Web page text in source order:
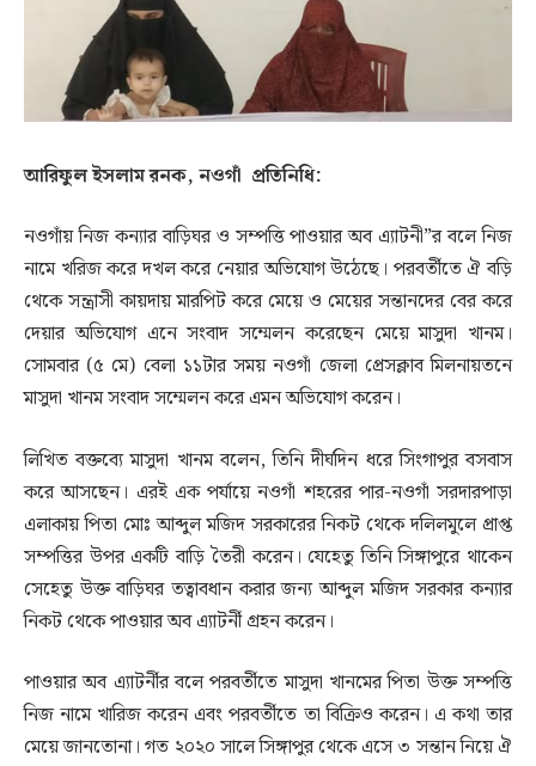
আরিফুল ইসলাম রনক, নওগাঁ প্রতিনিধি:
নওগাঁয় নিজ কন্যার বাড়িঘর ও সম্পত্তি পাওয়ার অব এ্যাটনী”র বলে নিজ
নামে খরিজ করে দখল করে নেয়ার অভিযোগ উঠেছে। পরবর্তীতে ঐ বড়ি
থেকে সন্ত্রাসী কায়দায় মারপিট করে মেয়ে ও মেয়ের সন্তানদের বের করে
দেয়ার অভিযোগ এনে সংবাদ সম্মেলন করেছেন মেয়ে মাসুদা খানম।
সোমবার (৫ মে) বেলা ১১টার সময় নওগাঁ জেলা প্রেসক্লাব মিলনায়তনে
মাসুদা খানম সংবাদ সম্মেলন করে এমন অভিযোগ করেন।
লিখিত বক্তব্যে মাসুদা খানম বলেন, তিনি দীর্ঘদিন ধরে সিংগাপুর বসবাস
করে আসছেন। এরই এক পর্যায়ে নওগাঁ শহরের পার-নওগাঁ সরদারপাড়া
এলাকায় পিতা মোঃ আব্দুল মজিদ সরকারের নিকট থেকে দলিলমুলে প্রাপ্ত
সম্পত্তির উপর একটি বাড়ি তৈরী করেন। যেহেতু তিনি সিঙ্গাপুরে থাকেন
সেহেতু উক্ত বাড়িঘর তত্বাবধান করার জন্য আব্দুল মজিদ সরকার কন্যার
নিকট থেকে পাওয়ার অব এ্যাটর্নী গ্রহন করেন।
পাওয়ার অব এ্যাটর্নীর বলে পরবর্তীতে মাসুদা খানমের পিতা উক্ত সম্পত্তি
নিজ নামে খারিজ করেন এবং পরবর্তীতে তা বিক্রিও করেন। এ কথা তার
মেয়ে জানতোনা। গত ২০২০ সালে সিঙ্গাপুর থেকে এসে ৩ সন্তান নিয়ে ঐ